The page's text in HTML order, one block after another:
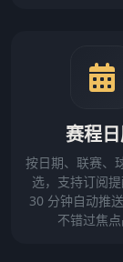
赛程
按日期、联赛、
选，支持订阅
30 分钟自动推
不错过焦点